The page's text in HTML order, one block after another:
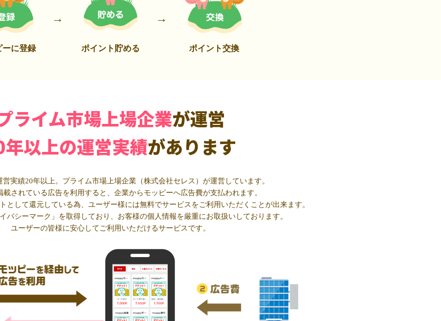
ーに登録 ポイント貯める ポイント交換
ライム市場上場企業が運営
以上の運営実績があります
実績20年以上。プライム市場上場企業（株式会社セレス）が運営しています。
載されている広告を利用すると、企業からモッピーへ広告費が支払われます。
として還元している為、ユーザー様には無料でサービスをご利用いただくことが出来ます。
バシーマーク」を取得しており、お客様の個人情報を厳重にお取扱いしております。
ユーザーの皆様に安心してご利用いただけるサービスです。